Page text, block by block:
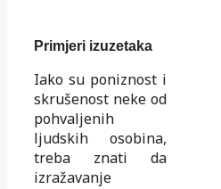
Primjeri izuzetaka
Iako su poniznost i
skrušenost neke od
pohvaljenih
ljudskih osobina,
treba znati da
izražavanje